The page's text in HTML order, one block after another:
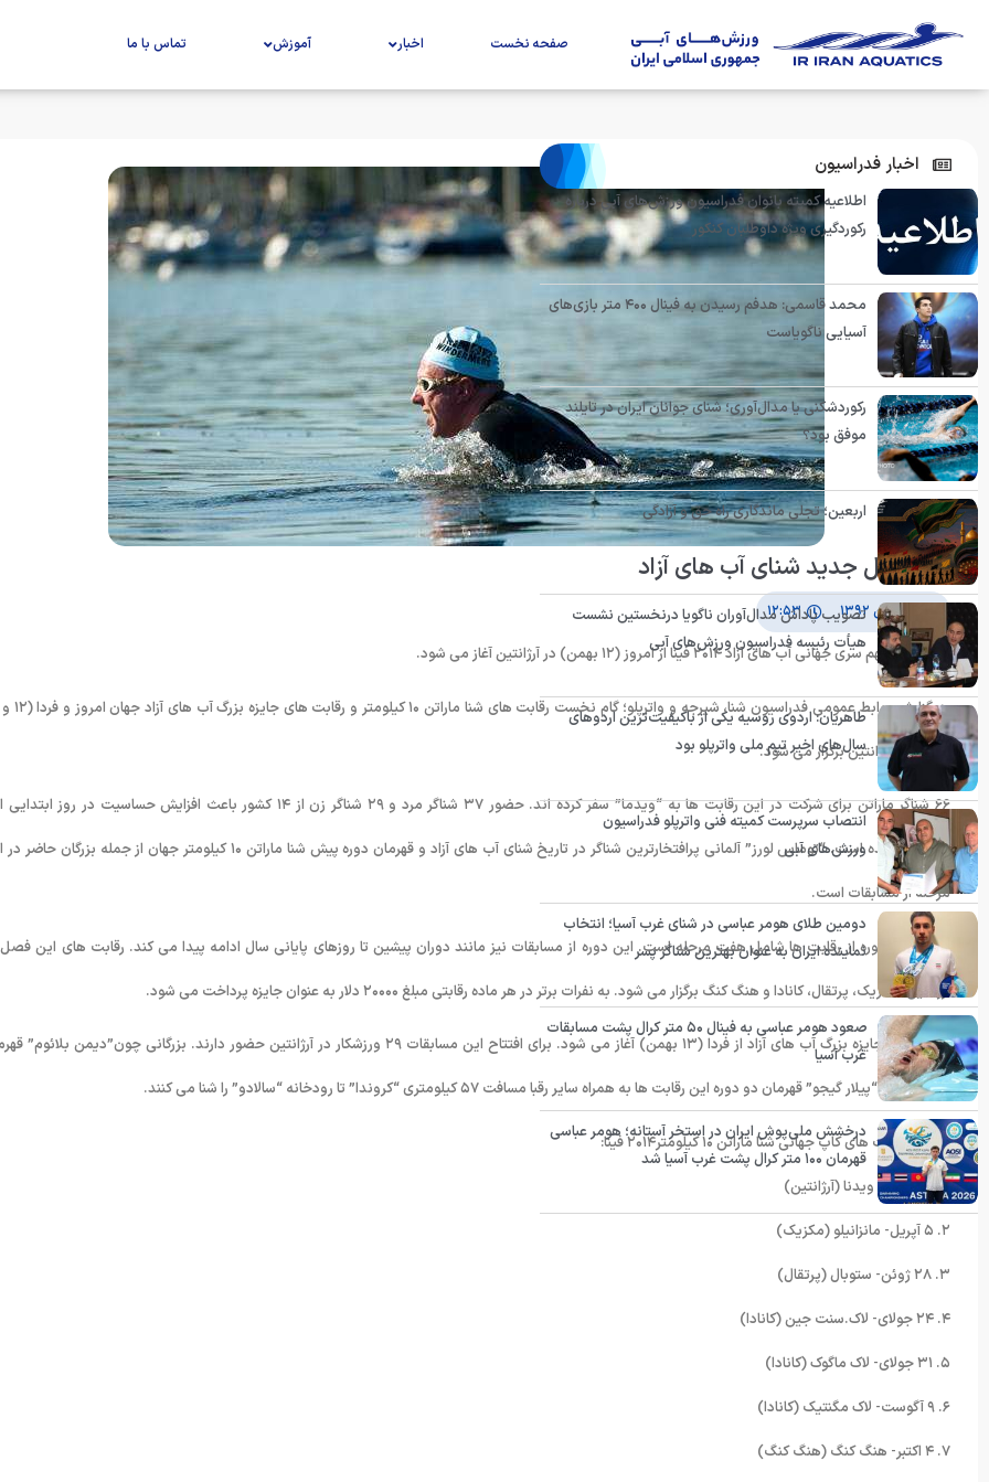
صفحه نخست اخبار آموزش تماس با ما
آغاز فصل جدید شنای آب های آزاد
۱۲:۵۳
دو رویداد مهم سری جهانی آب های آزاد ۲۰۱۴ فینا از امروز (۱۲ بهمن) در آرژانتین آغاز می شود.
بهمن) در آرژانتین برگزار می شود.
۶۶ شناگر ماراتن برای شرکت در این رقابت ها به “ویدما” سفر کرده اند. حضور ۳۷ شناگر مرد و ۲۹ شناگر زن از ۱۴ کشور باعث افزایش حساسیت در روز
مسابقات شده است. “توماس لورز” آلمانی پرافتخارترین شناگر در تاریخ شنای آب های آزاد و قهرمان دوره پیش شنا ماراتن ۱۰ کیلومتر جهان از جمله
مرحله از مسابقات است.
تقویم این دوره از رقابت ها شامل هفت مرحله است. این دوره از مسابقات نیز مانند دوران پیشین تا روزهای پایانی سال ادامه پیدا می کند. رقابت های این
آرژانتین، مکزیک، پرتقال، کانادا و هنگ کنگ برگزار می شود. به نفرات برتر در هر ماده رقابتی مبلغ ۲۰۰۰۰ دلار به عنوان جایزه پرداخت می شود.
رقابت های جایزه بزرگ آب های آزاد از فردا (۱۳ بهمن) آغاز می شود. برای افتتاح این مسابقات ۲۹ ورزشکار در آرژانتین حضور دارند. بزرگانی چون”دیمن
دوره پیش و “پیلار گیجو” قهرمان دو دوره این رقابت ها به همراه سایر رقبا مسافت ۵۷ کیلومتری “کروندا” تا رودخانه “سالادو” را شنا می کنند.
*تقویم رقابت های کاپ جهانی شنا ماراتن ۱۰ کیلومتر۲۰۱۴ فینا:
۱. اول فوریه- ویدنا (آرژانتین)
۲. ۵ آپریل- مانزانیلو (مکزیک)
۳. ۲۸ ژوئن- ستوبال (پرتقال)
۴. ۲۴ جولای- لاک.سنت جین (کانادا)
۵. ۳۱ جولای- لاک ماگوک (کانادا)
۶. ۹ آگوست- لاک مگنتیک (کانادا)
۷. ۴ اکتبر- هنگ کنگ (هنگ کنگ)
اخبار فدراسیون
اطلاعیه کمیته بانوان فدراسیون ورزش‌های آبی درباره
رکوردگیری ویژه داوطلبان کنکور
محمد قاسمی: هدفم رسیدن به فینال ۴۰۰ متر بازی‌های
آسیایی ناگویاست
رکوردشکنی یا مدال‌آوری؛ شنای جوانان ایران در تایلند
موفق بود؟
اربعین؛ تجلی ماندگاری راه حق و آزادگی
تصویب پاداش مدال‌آوران ناگویا درنخستین نشست
هیأت رئیسه فدراسیون ورزش‌های آبی
طاهریان: اردوی روسیه یکی از باکیفیت‌ترین اردوهای
سال‌های اخیر تیم ملی واترپلو بود
انتصاب سرپرست کمیته فنی واترپلو فدراسیون
ورزش‌های آبی
دومین طلای هومر عباسی در شنای غرب آسیا؛ انتخاب
نماینده ایران به عنوان بهترین شناگر پسر
صعود هومر عباسی به فینال ۵۰ متر کرال پشت مسابقات
غرب آسیا
درخشش ملی‌پوش ایران در استخر آستانه؛ هومر عباسی
قهرمان ۱۰۰ متر کرال پشت غرب آسیا شد